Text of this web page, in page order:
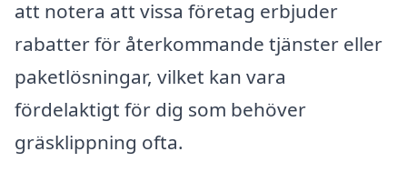
att notera att vissa företag erbjuder
rabatter för återkommande tjänster eller
paketlösningar, vilket kan vara
fördelaktigt för dig som behöver
gräsklippning ofta.